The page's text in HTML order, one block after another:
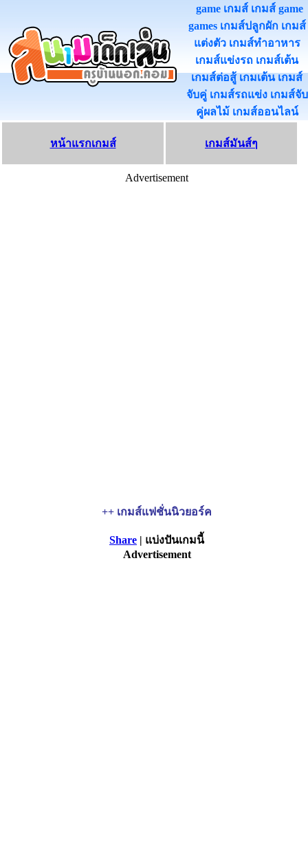
game เกมส์ เกมส์ game
games เกมส์ปลูกผัก เกมส์
แต่งตัว เกมส์ทําอาหาร
เกมส์แข่งรถ เกมส์เต้น
เกมส์ต่อสู้ เกมเต้น เกมส์
จับคู่ เกมส์รถแข่ง เกมส์จับ
คู่ผลไม้ เกมส์ออนไลน
หน้าแรกเกมส์ เกมส์มันส์ๆ
Advertisement
++ เกมส์แฟชั่นนิวยอร์ค
Share | แบ่งปันเกมนี้
Advertisement